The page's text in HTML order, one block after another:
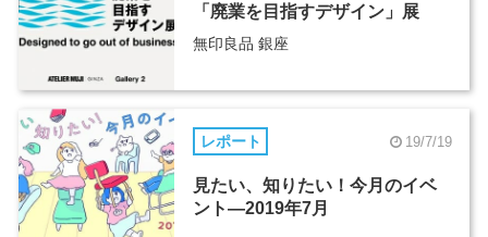
「廃業を目指すデザイン」展
無印良品 銀座
レポート 19/7/19
見たい、知りたい！今月のイベ
ント―2019年7月